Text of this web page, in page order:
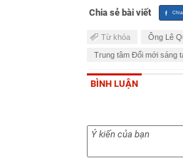
Chia sẻ bài viết
Từ khóa Ông Lê
Trung tâm Đổi mới sáng
BÌNH LUẬN